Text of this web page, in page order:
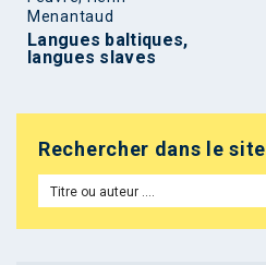
Menantaud
Langues baltiques,
langues slaves
Rechercher dans le site